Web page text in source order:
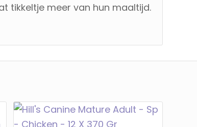
tikkeltje meer van hun maaltijd.